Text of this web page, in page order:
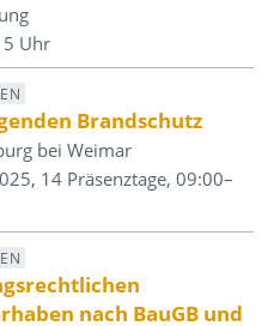
Uhr
Brandschutz
bei Weimar
14 Präsenztage, 09:00–
nach BauGB und